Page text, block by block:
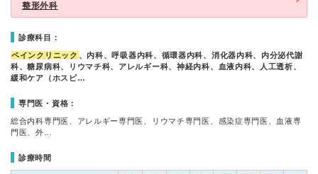
整形外科
診療科目：
ペインクリニック 、内科、呼吸器内科、循環器内科、消化器内科、内分泌代謝
科、糖尿病科、リウマチ科、アレルギー科、神経内科、血液内科、人工透析、
緩和ケア（ホスピ…
専門医・資格：
総合内科専門医、アレルギー専門医、リウマチ専門医、感染症専門医、血液専
門医、外…
診療時間